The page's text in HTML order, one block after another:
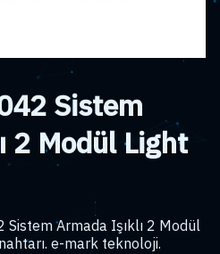
Sistem
2 Modül Light
Armada Işıklı 2 Modül
e-mark teknoloji.